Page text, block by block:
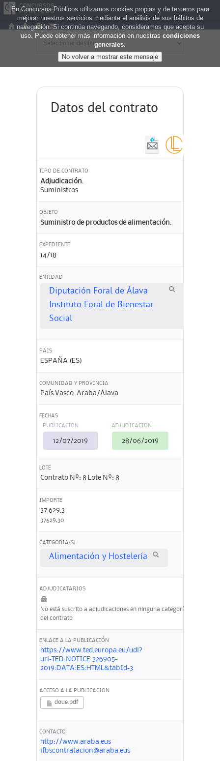
Datos del contrato
TIPO DE CONTRATO
Adjudicación.
Suministros
OBJETO
Suministro de productos de alimentación.
EXPEDIENTE
14/18
ENTIDAD
Diputación Foral de Álava
Instituto Foral de Bienestar
Social
PAIS
ESPAÑA (ES)
COMUNIDAD Y PROVINCIA
País Vasco. Araba/Álava
FECHAS
PUBLICACIÓN
12/07/2019
ADJUDICACIÓN
28/06/2019
LOTE
Contrato Nº: 8 Lote Nº: 8
IMPORTE
37.629,3
37629,30
CATEGORIA(S)
Alimentación y Hostelería
ADJUDICATARIOS
No está suscrito a adjudicaciones en ninguna categoría
del contrato
ENLACE A LA PUBLICACIÓN
https://www.ted.europa.eu/udl?
uri=TED:NOTICE:326905-
2019:DATA:ES:HTML&tabId=3
ACCESO A LA PUBLICACION
doue.pdf
CONTACTO
http://www.araba.eus
ifbscontratacion@araba.eus
En Concursos Públicos utilizamos cookies propias y de terceros para
mejorar nuestros servicios mediante el análisis de sus hábitos de
navegación. Si continúa navegando, consideramos que acepta su
uso. Puede obtener más información en nuestras condiciones
generales.